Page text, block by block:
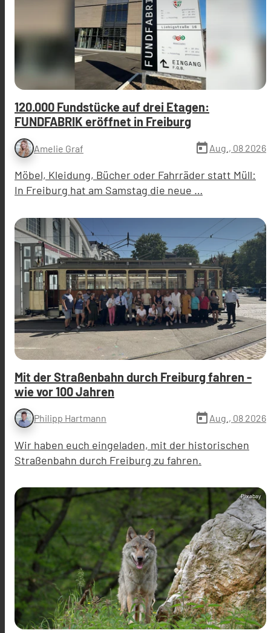
120.000 Fundstücke auf drei Etagen:
FUNDFABRIK eröffnet in Freiburg
Amelie Graf today Aug., 08 2026
Möbel, Kleidung, Bücher oder Fahrräder statt Müll:
In Freiburg hat am Samstag die neue …
Mit der Straßenbahn durch Freiburg fahren -
wie vor 100 Jahren
Philipp Hartmann today Aug., 08 2026
Wir haben euch eingeladen, mit der historischen
Straßenbahn durch Freiburg zu fahren.
Pixabay